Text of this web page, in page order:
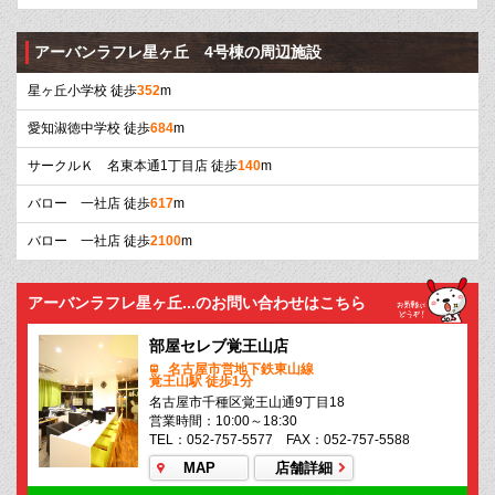
アーバンラフレ星ヶ丘 4号棟の周辺施設
星ヶ丘小学校 徒歩352m
愛知淑徳中学校 徒歩684m
サークルＫ 名東本通1丁目店 徒歩140m
バロー 一社店 徒歩617m
バロー 一社店 徒歩2100m
アーバンラフレ星ヶ丘...のお問い合わせはこちら
部屋セレブ覚王山店
名古屋市営地下鉄東山線
覚王山駅 徒歩1分
名古屋市千種区覚王山通9丁目18
営業時間：10:00～18:30
TEL：052-757-5577 FAX：052-757-5588
MAP 店舗詳細